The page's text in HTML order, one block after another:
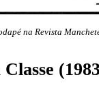
na Revista